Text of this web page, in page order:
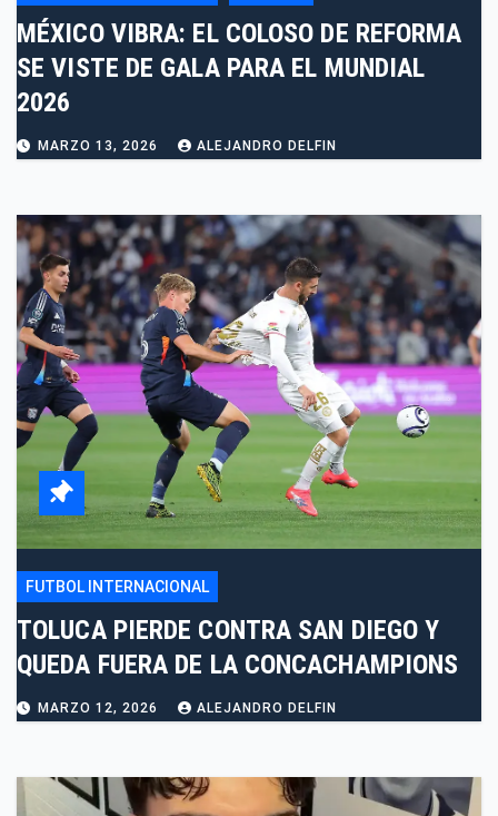
MÉXICO VIBRA: EL COLOSO DE REFORMA
SE VISTE DE GALA PARA EL MUNDIAL
2026
MARZO 13, 2026 ALEJANDRO DELFIN
FUTBOL INTERNACIONAL
TOLUCA PIERDE CONTRA SAN DIEGO Y
QUEDA FUERA DE LA CONCACHAMPIONS
MARZO 12, 2026 ALEJANDRO DELFIN